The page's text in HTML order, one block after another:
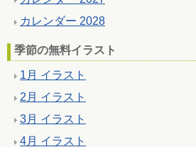
カレンダー 2028
季節の無料イラスト
1月 イラスト
2月 イラスト
3月 イラスト
4月 イラスト